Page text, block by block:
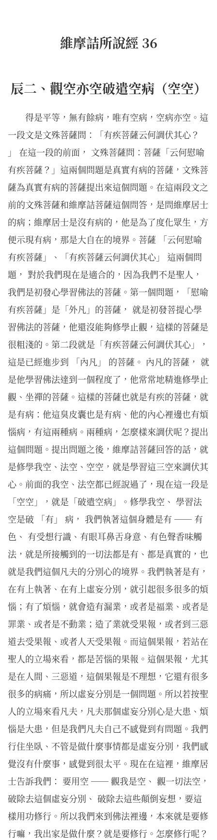
維摩詰所說經 36
辰二、觀空亦空破遣空病（空空）
得是平等，無有餘病，唯有空病，空病亦空。這
一段文是文殊菩薩問：「有疾菩薩云何調伏其心？
」 在這一段的前面， 文殊菩薩問：菩薩「云何慰喻
有疾菩薩？」這兩個問題是真實有病的菩薩，文殊菩
薩為真實有病的菩薩提出來這個問題。在這兩段文之
前的文殊菩薩和維摩詰菩薩這個問答，是問維摩居士
的病；維摩居士是沒有病的，他是為了度化眾生，方
便示現有病，那是大自在的境界。菩薩 「云何慰喻
有疾菩薩」、「有疾菩薩云何調伏其心」 這兩個問
題， 對於我們現在是適合的，因為我們不是聖人，
我們是初發心學習佛法的菩薩。第一個問題，「慰喻
有疾菩薩」是「外凡」的菩薩， 就是初發菩提心學
習佛法的菩薩，他還沒能夠修學止觀，這樣的菩薩是
很粗淺的。第二段就是「有疾菩薩云何調伏其心」，
這是已經進步到 「內凡」 的菩薩。 內凡的菩薩， 就
是他學習佛法達到一個程度了，他常常地精進修學止
觀、坐禪的菩薩。這樣的菩薩也就是有疾的菩薩，就
是有病：他這臭皮囊也是有病、他的內心裡邊也有煩
惱病，有這兩種病。兩種病，怎麼樣來調伏呢？提出
這個問題。提出問題之後，維摩詰菩薩回答的話，就
是修學我空、法空、空空，就是學習這三空來調伏其
心。前面的我空、法空都已經說過了，現在這一段是
「空空」，就是「破遣空病」。修學我空、 學習法
空是破 「有」 病， 我們執著這個身體是有 ── 有
色、 有受想行識、有眼耳鼻舌身意、有色聲香味觸
法，就是所接觸到的一切法都是有、都是真實的，也
就是我們這個凡夫的分別心的境界。我們執著是有，
在有上執著、在有上虛妄分別，就引起很多很多的煩
惱；有了煩惱，就會造有漏業，或者是福業、或者是
罪業、或者是不動業；造了業就受果報，或者到三惡
道去受果報、或者人天受果報。而這個果報，若站在
聖人的立場來看，都是苦惱的果報。這個果報，尤其
是在人間、三惡道，這個果報是不理想，它還有很多
很多的病痛，所以虛妄分別是一個問題。所以若按聖
人的立場來看凡夫，凡夫那個虛妄分別心是大患、煩
惱是大患，但是我們凡夫自己不感覺到有問題。我們
行住坐臥、不管是做什麼事情都是虛妄分別，我們感
覺沒有什麼事，感覺到很太平。現在在這裡，維摩居
士告訴我們： 要用空 ── 觀我是空、 觀一切法空，
破除去這個虛妄分別、 破除去這些顛倒妄想，要這
樣用功修行。所以我們來到佛法裡邊，本來就是要修
行嘛，我出家是做什麼？就是要修行。怎麼修行呢？